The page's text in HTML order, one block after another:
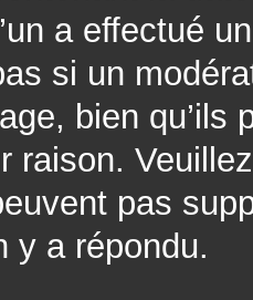
a effectué
si un
bien qu’ils
raison.
pas
y a répondu.